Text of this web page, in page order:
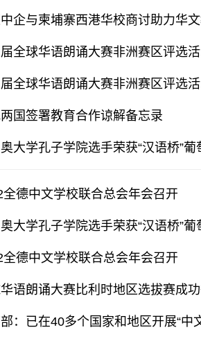
企与柬埔寨西港华校商讨助力华
全球华语朗诵大赛非洲赛区评选
全球华语朗诵大赛非洲赛区评选
国签署教育合作谅解备忘录
大学孔子学院选手荣获“汉语桥”葡
全德中文学校联合总会年会召开
大学孔子学院选手荣获“汉语桥”葡
全德中文学校联合总会年会召开
语朗诵大赛比利时地区选拔赛成
：已在40多个国家和地区开展“中